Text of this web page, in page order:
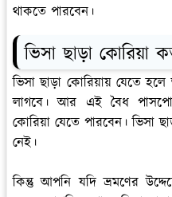
থাকতে পারবেন।
ভিসা ছাড়া কোরিয়া
ভিসা ছাড়া কোরিয়ায় যেতে
লাগবে। আর এই বৈধ
কোরিয়া যেতে পারবেন। ভিসা
নেই।
কিন্তু আপনি যদি ভ্রমণের